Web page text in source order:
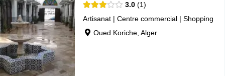
3.0
1
Artisanat |Centre commercial |Shopping
Oued Koriche, Alger